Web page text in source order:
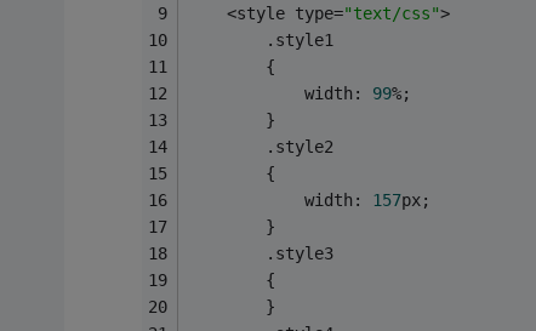
    <style type=
"text/css">
        .style1
        {
            width:
99%;
        }
        .style2
        {
            width:
157px;
        }
        .style3
        {
        }